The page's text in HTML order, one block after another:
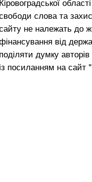
слова та
не належать до
від
поділяти думку
із посиланням на сайт